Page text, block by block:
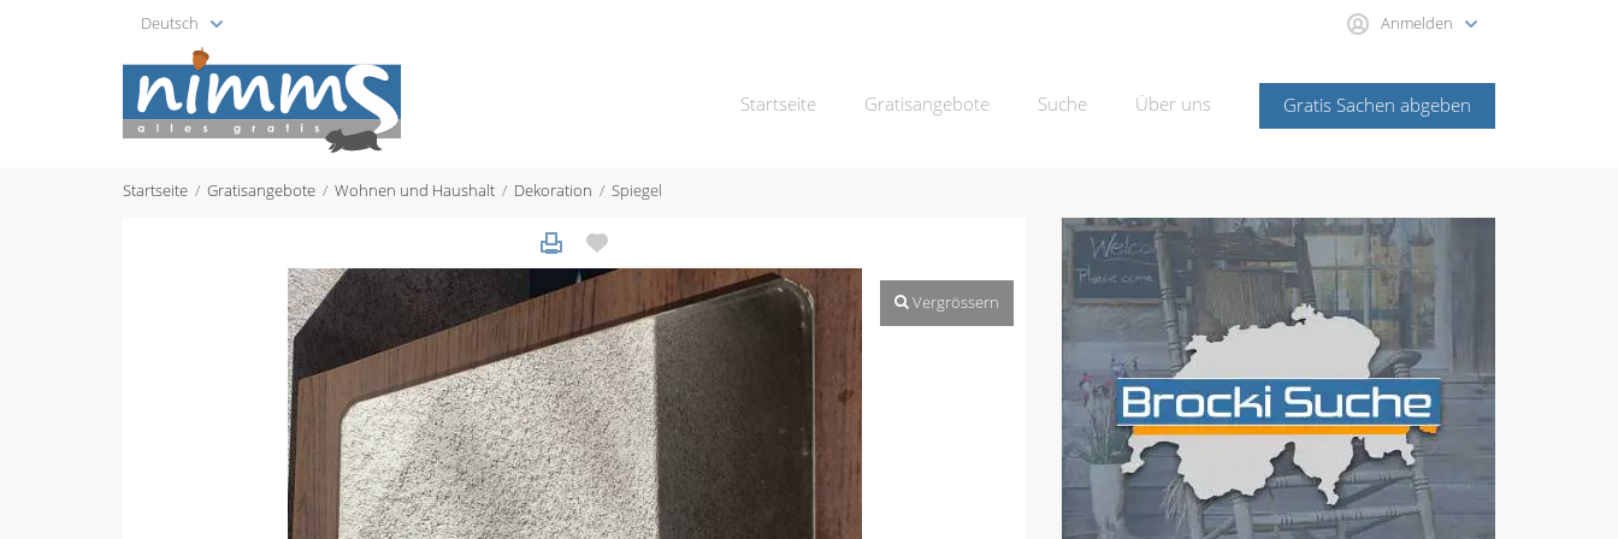
Deutsch Anmelden
Gratis Sachen abgeben
Startseite Gratisangebote Suche Über uns
Startseite Gratisangebote Wohnen und Haushalt Dekoration Spiegel
Vergrössern